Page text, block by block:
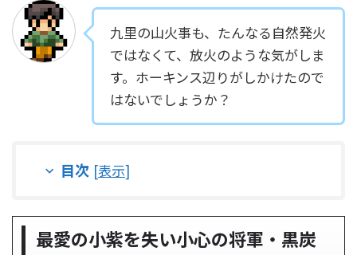
九里の山火事も、たんなる自然発火
ではなくて、放火のような気がしま
す。ホーキンス辺りがしかけたので
はないでしょうか？
目次 [表示]
最愛の小紫を失い小心の将軍・黒炭